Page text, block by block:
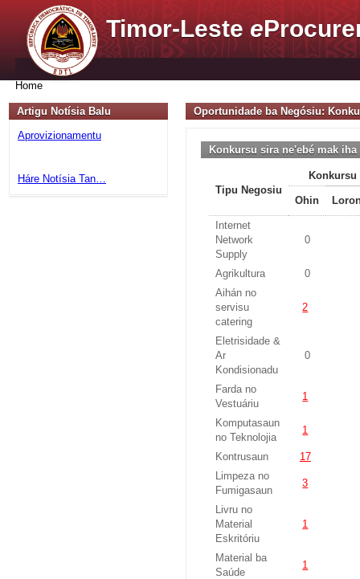
Timor-Lestee
Home
Artigu Notísia Balu
Aprovizionamentu
Háre Notísia Tan…
Oportunidade ba Negósiu:
Konkursu sira ne'ebé mak iha
Tipu Negosiu
Ohin
Internet
Network
Supply
0
Agrikultura
0
Aihán no
servisu
catering
2
Eletrisidade &
Ar
Kondisionadu
0
Farda no
Vestuáriu
1
Komputasaun
no Teknolojia
1
Kontrusaun
17
Limpeza no
Fumigasaun
3
Livru no
Material
Eskritóriu
1
Material ba
Saúde
1